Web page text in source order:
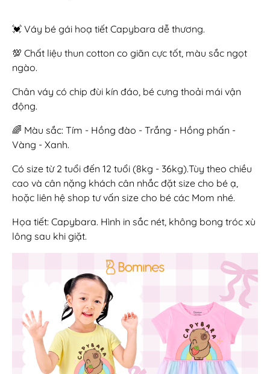
💓 Váy bé gái hoạ tiết Capybara dễ thương.
💯 Chất liệu thun cotton co giãn cực tốt, màu sắc ngọt
ngào.
Chân váy có chip đùi kín đáo, bé cưng thoải mái vận
động.
🌈 Màu sắc: Tím - Hồng đào - Trắng - Hồng phấn -
Vàng - Xanh.
Có size từ 2 tuổi đến 12 tuổi (8kg - 36kg).Tùy theo chiều
cao và cân nặng khách cân nhắc đặt size cho bé ạ,
hoặc liên hệ shop tư vấn size cho bé các Mom nhé.
Họa tiết: Capybara. Hình in sắc nét, không bong tróc xù
lông sau khi giặt.